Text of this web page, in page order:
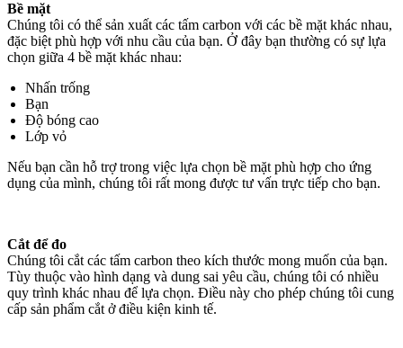
Bề mặt
Chúng tôi có thể sản xuất các tấm carbon với các bề mặt khác nhau,
đặc biệt phù hợp với nhu cầu của bạn. Ở đây bạn thường có sự lựa
chọn giữa 4 bề mặt khác nhau:
Nhấn trống
Bạn
Độ bóng cao
Lớp vỏ
Nếu bạn cần hỗ trợ trong việc lựa chọn bề mặt phù hợp cho ứng
dụng của mình, chúng tôi rất mong được tư vấn trực tiếp cho bạn.
Cắt để đo
Chúng tôi cắt các tấm carbon theo kích thước mong muốn của bạn.
Tùy thuộc vào hình dạng và dung sai yêu cầu, chúng tôi có nhiều
quy trình khác nhau để lựa chọn. Điều này cho phép chúng tôi cung
cấp sản phẩm cắt ở điều kiện kinh tế.